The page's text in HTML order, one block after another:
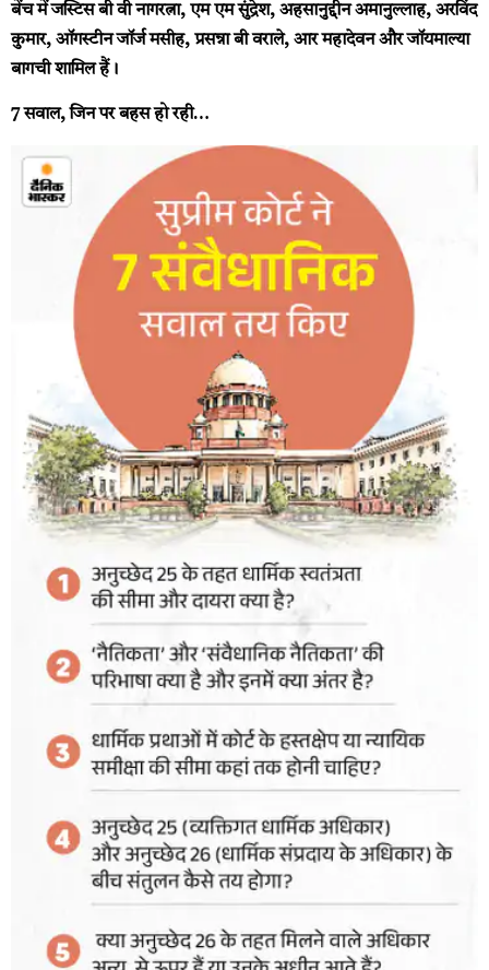
बेंच में जस्टिस बी वी नागरत्ना, एम एम सुंद्रेश, अहसानुद्दीन अमानुल्लाह, अरविंद
कुमार, ऑगस्टीन जॉर्ज मसीह, प्रसन्ना बी वराले, आर महादेवन और जॉयमाल्या
बागची शामिल हैं।
7 सवाल, जिन पर बहस हो रही…